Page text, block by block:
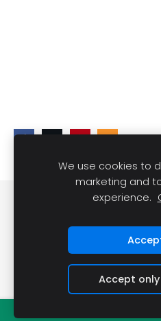
DARĪT UN
We use cookies to
marketing and
experience.
Accept